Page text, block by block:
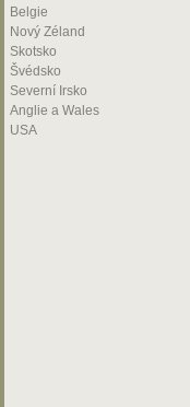
Belgie
Nový Zéland
Skotsko
Švédsko
Severní Irsko
Anglie a Wales
USA